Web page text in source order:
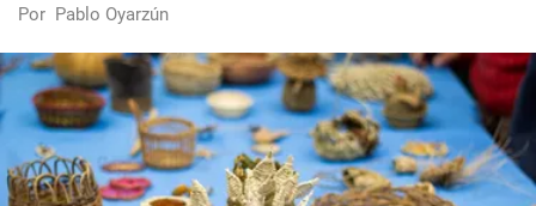
Por Pablo Oyarzún